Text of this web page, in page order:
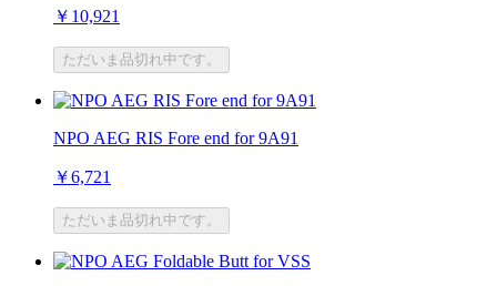
￥10,921
ただいま品切れ中です。
NPO AEG RIS Fore end for 9A91
￥6,721
ただいま品切れ中です。